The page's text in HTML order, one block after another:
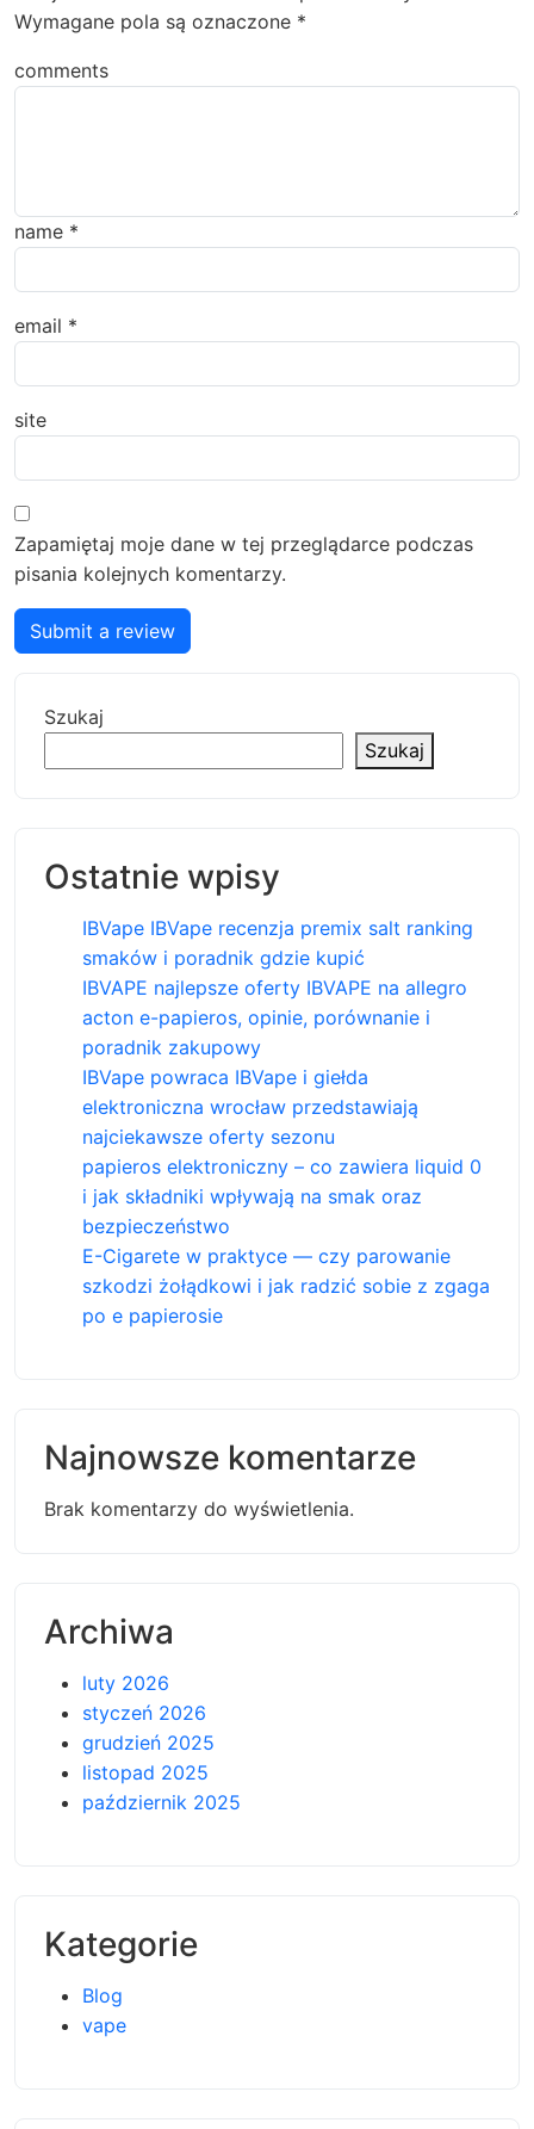
Wymagane pola są oznaczone *
comments
name *
email *
site
Zapamiętaj moje dane w tej przeglądarce podczas
pisania kolejnych komentarzy.
Submit a review
Szukaj
Szukaj
Ostatnie wpisy
IBVape IBVape recenzja premix salt ranking
smaków i poradnik gdzie kupić
IBVAPE najlepsze oferty IBVAPE na allegro
acton e-papieros, opinie, porównanie i
poradnik zakupowy
IBVape powraca IBVape i giełda
elektroniczna wrocław przedstawiają
najciekawsze oferty sezonu
papieros elektroniczny – co zawiera liquid 0
i jak składniki wpływają na smak oraz
bezpieczeństwo
E-Cigarete w praktyce — czy parowanie
szkodzi żołądkowi i jak radzić sobie z zgaga
po e papierosie
Najnowsze komentarze
Brak komentarzy do wyświetlenia.
Archiwa
luty 2026
styczeń 2026
grudzień 2025
listopad 2025
październik 2025
Kategorie
Blog
vape